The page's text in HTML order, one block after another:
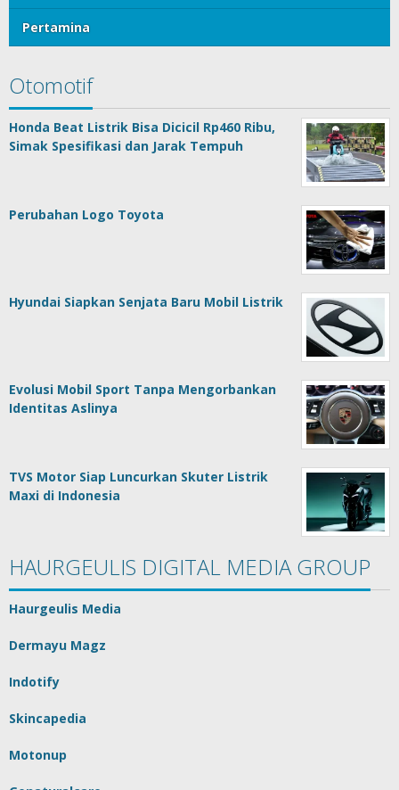
Pertamina
Otomotif
Honda Beat Listrik Bisa Dicicil Rp460 Ribu,
Simak Spesifikasi dan Jarak Tempuh
Perubahan Logo Toyota
Hyundai Siapkan Senjata Baru Mobil Listrik
Evolusi Mobil Sport Tanpa Mengorbankan
Identitas Aslinya
TVS Motor Siap Luncurkan Skuter Listrik
Maxi di Indonesia
HAURGEULIS DIGITAL MEDIA GROUP
Haurgeulis Media
Dermayu Magz
Indotify
Skincapedia
Motonup